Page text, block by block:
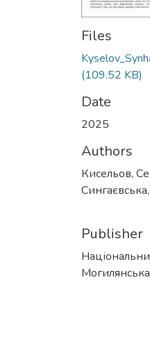
Files
(109.52 KB)
Date
2025
Authors
Кисельов,
Publisher